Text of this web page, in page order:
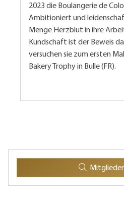
2023 die Boulangerie de
Ambitioniert und
Menge Herzblut in ihre
Kundschaft ist der Beweis
versuchen sie zum ersten
Bakery Trophy in Bulle (FR).